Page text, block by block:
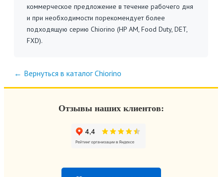
коммерческое предложение в течение рабочего дня
и при необходимости порекомендует более
подходящую серию Chiorino (HP AM, Food Duty, DET,
FXD).
← Вернуться в каталог Chiorino
Отзывы наших клиентов: